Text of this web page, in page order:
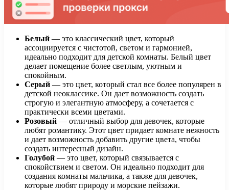
Белый — это классический цвет, который
ассоциируется с чистотой, светом и гармонией,
идеально подходит для детской комнаты. Белый цвет
делает помещение более светлым, уютным и
спокойным.
Серый — это цвет, который стал все более популярен в
детской неоклассике. Он дает возможность создать
строгую и элегантную атмосферу, а сочетается с
практически всеми цветами.
Розовый — отличный выбор для девочек, которые
любят романтику. Этот цвет придает комнате нежность
и дает возможность добавить другие цвета, чтобы
создать интересный дизайн.
Голубой — это цвет, который связывается с
спокойствием и светом. Он идеально подходит для
создания комнаты мальчика, а также для девочек,
которые любят природу и морские пейзажи.